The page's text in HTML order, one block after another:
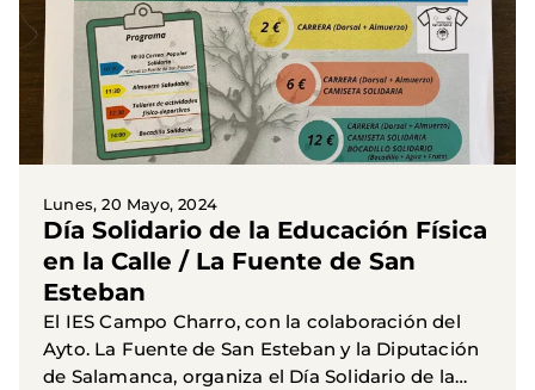
Lunes, 20 Mayo, 2024
Día Solidario de la Educación Física
en la Calle / La Fuente de San
Esteban
El IES Campo Charro, con la colaboración del
Ayto. La Fuente de San Esteban y la Diputación
de Salamanca, organiza el Día Solidario de la